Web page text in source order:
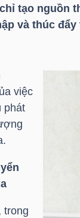
tạo nguồn
và thúc
việc
phát
trong